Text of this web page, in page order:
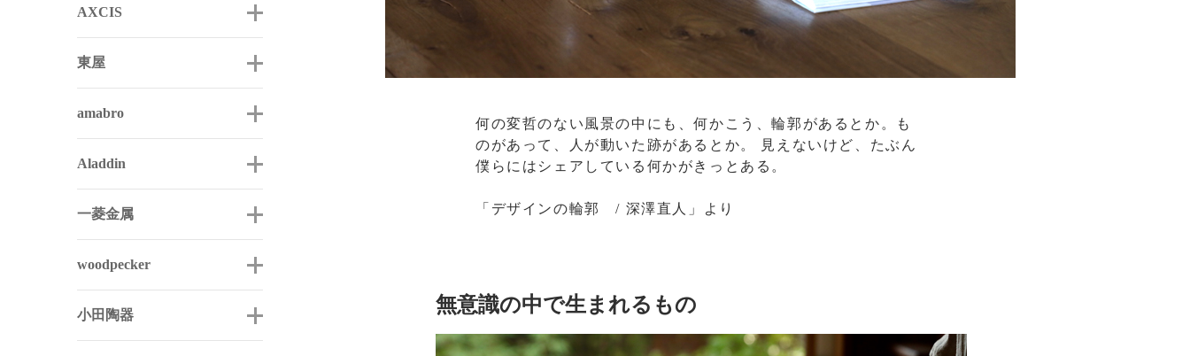
AXCIS
東屋
amabro
Aladdin
一菱金属
woodpecker
小田陶器
何の変哲のない風景の中にも、何かこう、輪郭があるとか。も
のがあって、人が動いた跡があるとか。 見えないけど、たぶん
僕らにはシェアしている何かがきっとある。
「デザインの輪郭 / 深澤直人」より
無意識の中で生まれるもの